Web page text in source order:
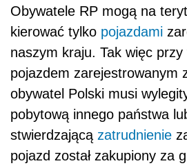
Obywatele RP mogą na
kierować tylko pojazdami
naszym kraju. Tak więc
pojazdem zarejestrowanym
obywatel Polski musi
pobytową innego państwa
stwierdzającą zatrudnienie
pojazd został zakupiony za